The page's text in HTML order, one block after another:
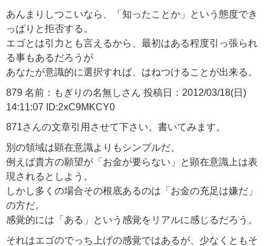
あんまりしつこいなら、「知ったことか」という態度でき
っぱりと拒否する。
エゴとは引力とも言えるから、最初はある程度引っ張られ
る事もあるだろうが
あなたが意識的に選択すれば、はねつけることが出来る。
879 名前：もぎりの名無しさん 投稿日：2012/03/18(日)
14:11:07 ID:2xC9MKCY0
871さんの文章引用させて下さい。書いてみます。
別の領域は顕在意識よりもシンプルだ。
例えば貴方の願望が「お金が要らない」と顕在意識上は表
現されるとしよう。
しかし多くの場合その根底あるのは「お金の充足は嫌だ」
の方だ。
感覚的には「ある」という感覚をリアルに感じるだろう。
それはエゴのでっち上げの感覚ではあるが、少なくともそ